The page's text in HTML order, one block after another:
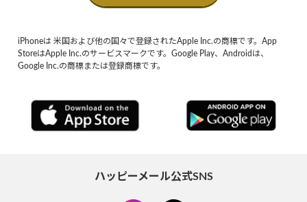
iPhoneは 米国および他の国々で登録されたApple Inc.の商標です。App
StoreはApple Inc.のサービスマークです。Google Play、Androidは、
Google Inc.の商標または登録商標です。
ハッピーメール公式SNS